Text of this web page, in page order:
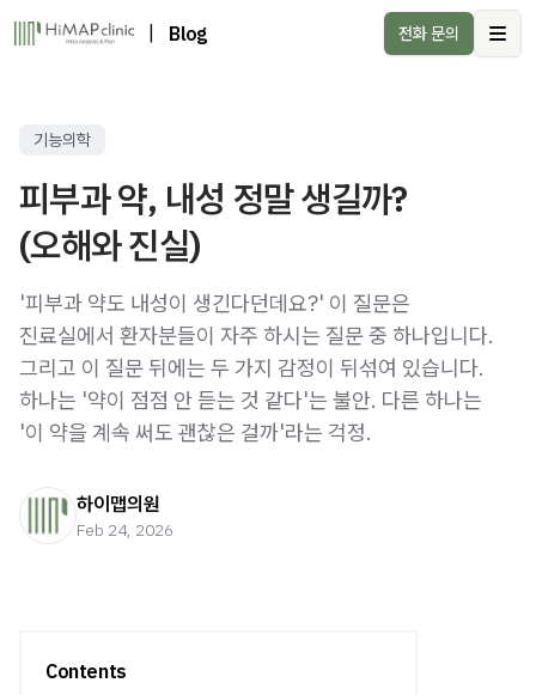
Blog 전화 문의
기능의학
피부과 약, 내성 정말 생길까?
(오해와 진실)
'피부과 약도 내성이 생긴다던데요?' 이 질문은
진료실에서 환자분들이 자주 하시는 질문 중 하나입니다.
그리고 이 질문 뒤에는 두 가지 감정이 뒤섞여 있습니다.
하나는 '약이 점점 안 듣는 것 같다'는 불안. 다른 하나는
'이 약을 계속 써도 괜찮은 걸까'라는 걱정.
하이맵의원
Feb 24, 2026
Contents